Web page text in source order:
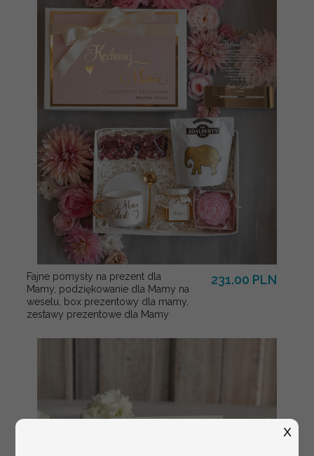
Fajne pomysły na prezent dla
Mamy, podziękowanie dla Mamy na
weselu, box prezentowy dla mamy,
zestawy prezentowe dla Mamy
231.00 PLN
X